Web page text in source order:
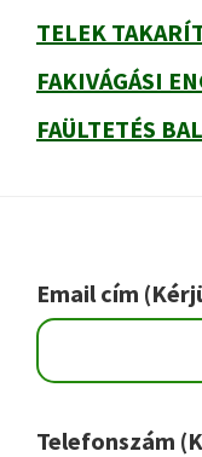
TELEK
FAKIVÁGÁSI
FAÜLTETÉS
Footer
Email cím
Telefonszám